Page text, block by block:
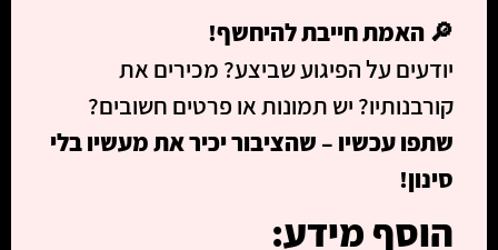
🔎 האמת חייבת להיחשף!
יודעים על הפיגוע שביצע? מכירים את
קורבנותיו? יש תמונות או פרטים חשובים?
שתפו עכשיו – שהציבור יכיר את מעשיו בלי
סינון!
הוסף מידע: